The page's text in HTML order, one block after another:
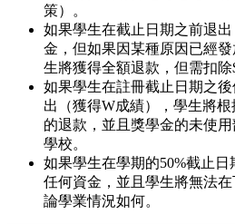
策）。
如果學生在截止日期之前退
金，但如果因某種原因已經
生將獲得全額退款，但需扣除
如果學生在註冊截止日期之
出（獲得W成績），學生將
的退款，並且獎學金的未使
學校。
如果學生在學期的50%截止
任何資金，並且學生將無法
論學業情況如何。